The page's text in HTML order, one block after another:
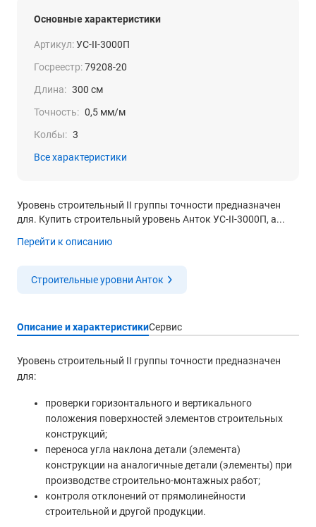
Основные характеристики
Артикул:УС-II-3000П
Госреестр:79208-20
Длина: 300 см
Точность: 0,5 мм/м
Колбы: 3
Все характеристики
Уровень строительный II группы точности предназначен
для. Купить строительный уровень Анток УС-II-3000П, а...
Перейти к описанию
Строительные уровни Анток
Описание и характеристикиСервис
Уровень строительный II группы точности предназначен
для:
проверки горизонтального и вертикального
положения поверхностей элементов строительных
конструкций;
переноса угла наклона детали (элемента)
конструкции на аналогичные детали (элементы) при
производстве строительно-монтажных работ;
контроля отклонений от прямолинейности
строительной и другой продукции.